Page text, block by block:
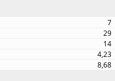
7
29
14
4,23
8,68